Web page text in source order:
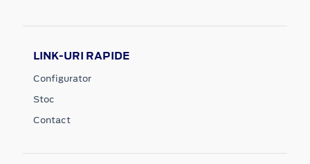
LINK-URI RAPIDE
Configurator
Stoc
Contact